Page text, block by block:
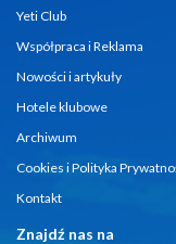
Yeti Club
Współpraca i Reklama
Nowości i artykuły
Hotele klubowe
Archiwum
Cookies i Polityka
Kontakt
Znajdź nas na